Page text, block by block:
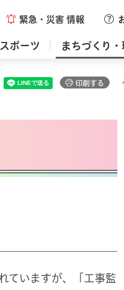
緊急・災害 情報
ポーツ まちづくり・
印刷する
ていますが、「工事監